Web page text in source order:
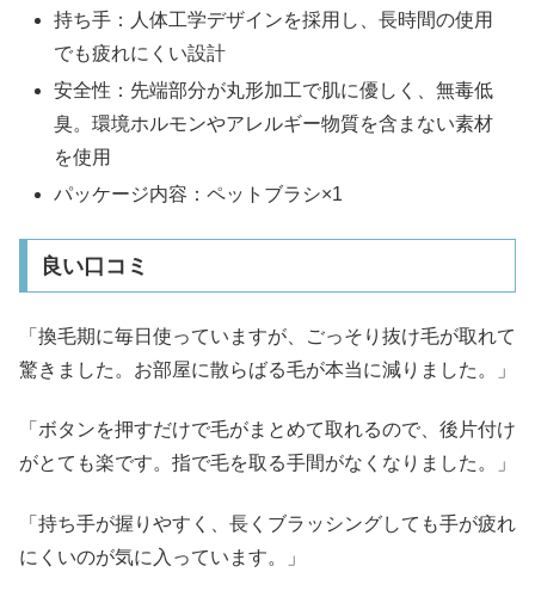
持ち手：人体工学デザインを採用し、長時間の使用
でも疲れにくい設計
安全性：先端部分が丸形加工で肌に優しく、無毒低
臭。環境ホルモンやアレルギー物質を含まない素材
を使用
パッケージ内容：ペットブラシ×1
良い口コミ
「換毛期に毎日使っていますが、ごっそり抜け毛が取れて
驚きました。お部屋に散らばる毛が本当に減りました。」
「ボタンを押すだけで毛がまとめて取れるので、後片付け
がとても楽です。指で毛を取る手間がなくなりました。」
「持ち手が握りやすく、長くブラッシングしても手が疲れ
にくいのが気に入っています。」